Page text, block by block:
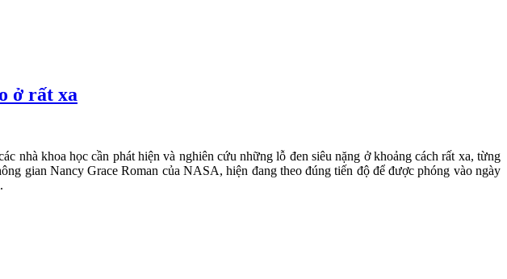
ở rất xa
nhà khoa học cần phát hiện và nghiên cứu những lỗ đen siêu nặng ở khoảng cách rất xa, từng
gian Nancy Grace Roman của NASA, hiện đang theo đúng tiến độ để được phóng vào ngày